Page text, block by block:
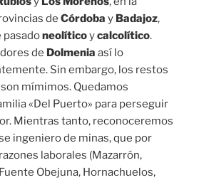
de Córdoba y Badajoz,
neolíticoycalcolítico.
de Dolmenia así lo
Sin embargo, los restos
mímimos. Quedamos
«Del Puerto» para perseguir
Mientras tanto, reconoceremos
ingeniero de minas, que por
laborales (Mazarrón,
Obejuna, Hornachuelos,